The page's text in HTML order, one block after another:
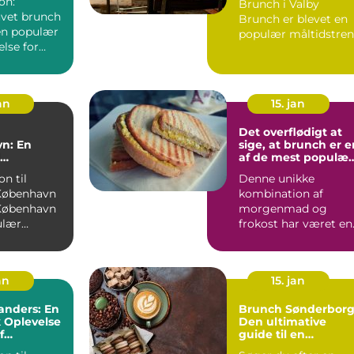
brunch
populær
for
Brunch i Valby
Brunch er blevet en
populær
En
til
15. jan
Det overflødigt at
sige, at brunch er
af de mest
opfundet
Denne unikke
kombination af
morgenmad og
frokost har været en
mennesker i årtie...
En
15. jan
Brunch
Den ultimative
guide til en